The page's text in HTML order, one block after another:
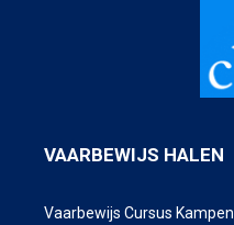
VAARBEWIJS HALEN
Vaarbewijs Cursus Kampen